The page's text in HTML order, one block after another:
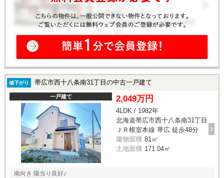
値下がり 帯広市西十八条南31丁目の中古一戸建て
一戸建て 2,049万円
4LDK / 1982年
北海道帯広市西十八条南31丁目
ＪＲ根室本線 帯広 徒歩48分
建物面積 81㎡
土地面積 171.04㎡
南向き 陽当り良好♪